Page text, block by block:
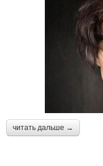
читать дальше →